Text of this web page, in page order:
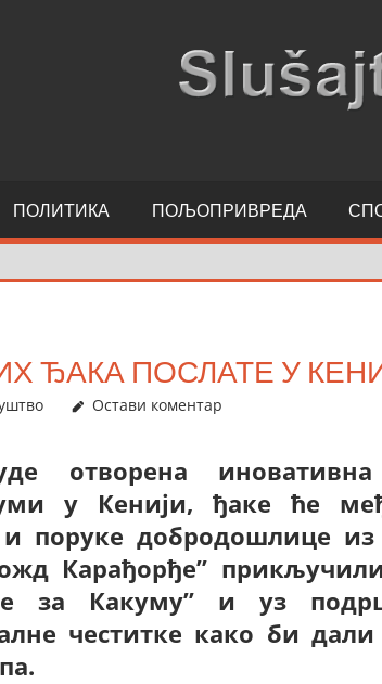
ПОЛИТИКА ПОЉОПРИВРЕДА
ЂАКА ПОСЛАТЕ У
Остави коментар
отворена
у Кенији, ђаке ће
и поруке добродошлице из
Карађорђе”
за Какуму” и уз
честитке како би